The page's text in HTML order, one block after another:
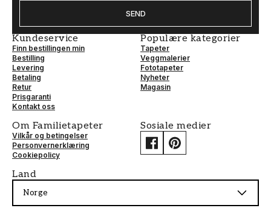
SEND
Kundeservice
Finn bestillingen min
Bestilling
Levering
Betaling
Retur
Prisgaranti
Kontakt oss
Populære kategorier
Tapeter
Veggmalerier
Fototapeter
Nyheter
Magasin
Om Familietapeter
Vilkår og betingelser
Personvernerklæring
Cookiepolicy
Sosiale medier
Land
Norge